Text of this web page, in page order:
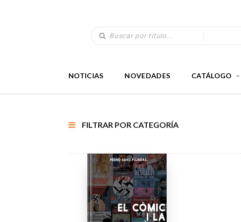
NOTICIAS NOVEDADES CATÁLOGO
FILTRAR POR CATEGORÍA